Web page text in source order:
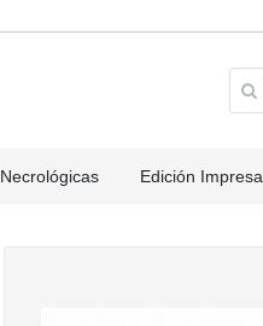
Necrológicas Edición Impresa